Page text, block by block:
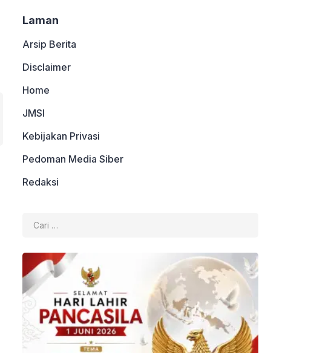
Laman
Arsip Berita
Disclaimer
Home
JMSI
Kebijakan Privasi
Pedoman Media Siber
Redaksi
untuk: